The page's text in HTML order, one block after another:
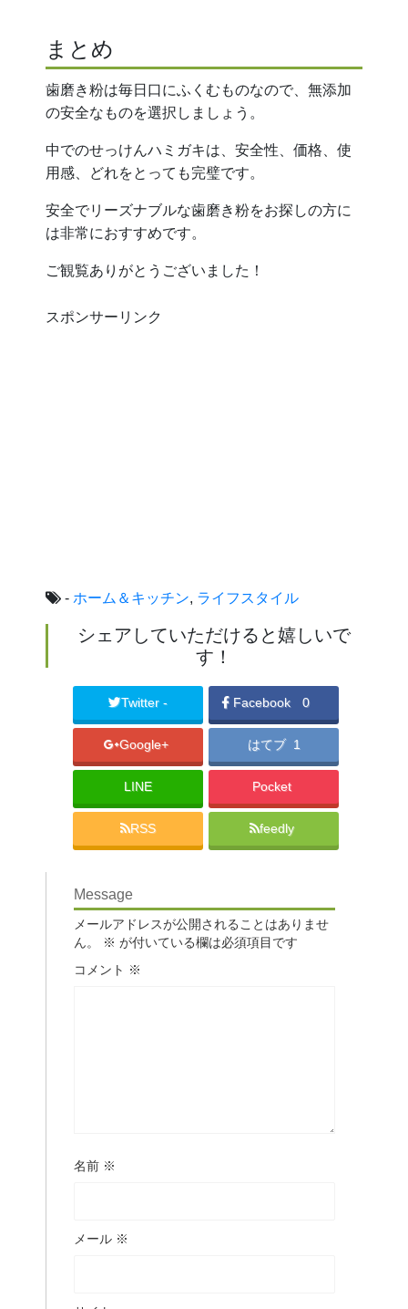
まとめ
歯磨き粉は毎日口にふくむものなので、無添加
の安全なものを選択しましょう。
中でのせっけんハミガキは、安全性、価格、使
用感、どれをとっても完璧です。
安全でリーズナブルな歯磨き粉をお探しの方に
は非常におすすめです。
ご観覧ありがとうございました！
スポンサーリンク
- ホーム＆キッチン, ライフスタイル
シェアしていただけると嬉しいで
す！
Twitter - Facebook 0
Google+ はてブ 1
LINE Pocket
RSS feedly
Message
メールアドレスが公開されることはありませ
ん。
※ が付いている欄は必須項目です
コメント ※
名前 ※
メール ※